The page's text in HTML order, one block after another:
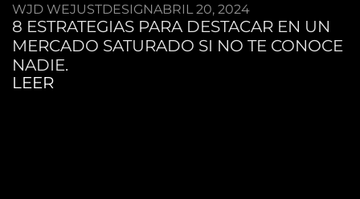
WJD WEJUSTDESIGNABRIL 20, 2024
8 ESTRATEGIAS PARA DESTACAR EN UN
MERCADO SATURADO SI NO TE CONOCE
NADIE.
LEER